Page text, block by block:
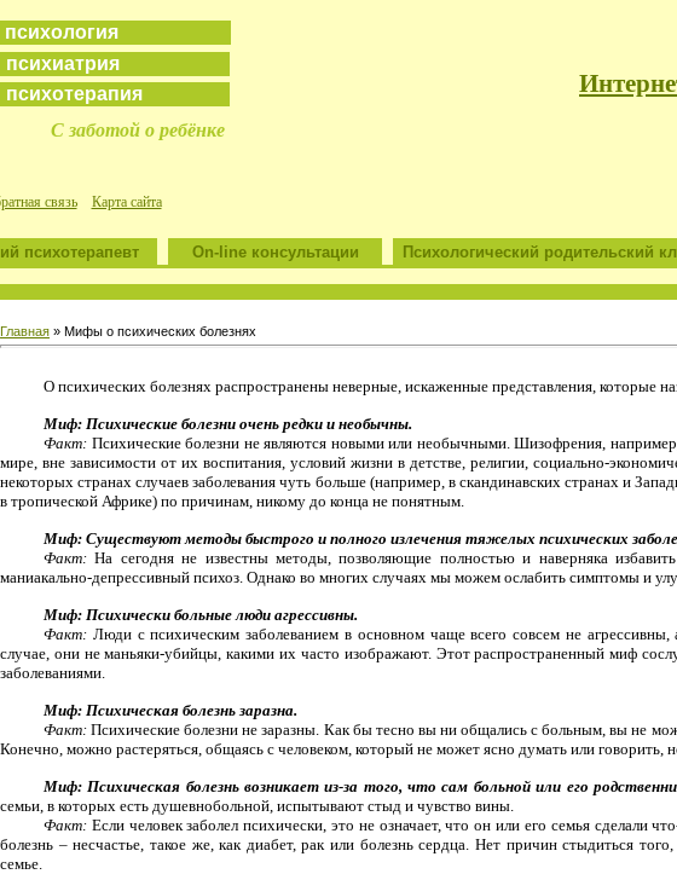
психология
психиатрия
психотерапия
С заботой о ребёнке
связь Карта сайта
психотерапевт On-line консультации Психологический родительский
Главная » Мифы о психических болезнях
О психических болезнях распространены неверные, искаженные представления, которые
Миф: Психические болезни очень редки и необычны.
Факт: Психические болезни не являются новыми или необычными. Шизофрения,
мире, вне зависимости от их воспитания, условий жизни в детстве, религии, социально-
некоторых странах случаев заболевания чуть больше (например, в скандинавских странах и
в тропической Африке) по причинам, никому до конца не понятным.
Миф: Существуют методы быстрого и полного излечения тяжелых психических
Факт:На сегодня не известны методы, позволяющие полностью и наверняка
маниакально-депрессивный психоз. Однако во многих случаях мы можем ослабить симптомы и
Миф: Психически больные люди агрессивны.
Факт: Люди с психическим заболеванием в основном чаще всего совсем не
случае, они не маньяки-убийцы, какими их часто изображают. Этот распространенный миф
заболеваниями.
Миф: Психическая болезнь заразна.
Факт:Психические болезни не заразны. Как бы тесно вы ни общались с больным, вы не
Конечно, можно растеряться, общаясь с человеком, который не может ясно думать или говорить,
Миф: Психическая болезнь возникает из-за того, что сам больной или его
семьи, в которых есть душевнобольной, испытывают стыд и чувство вины.
Факт: Если человек заболел психически, это не означает, что он или его семья сделали
болезнь – несчастье, такое же, как диабет, рак или болезнь сердца. Нет причин стыдиться
семье.